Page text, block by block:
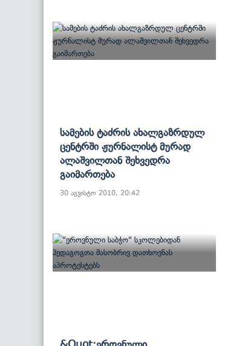
Სამების Ტაძრის Ახალგაზრდულ
Ცენტრში Ჟურნალისტ Მურად
Ალაშვილთან Შეხვედრა
Გაიმართება
30 აგვისტო 2010, 20:42